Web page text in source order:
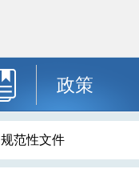
政策
规范性文件